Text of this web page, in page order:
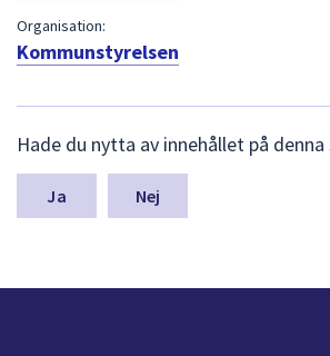
Organisation:
Kommunstyrelsen
ä
m
a
n
Hade du nytta av innehållet på denna
Nej